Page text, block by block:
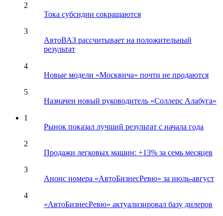
2
Тока субсидии сокращаются
3
АвтоВАЗ рассчитывает на положительный
результат
4
Новые модели «Москвича» почти не продаются
5
Назначен новый руководитель «Соллерс Алабуга»
1
Рынок показал лучший результат с начала года
2
Продажи легковых машин: +13% за семь месяцев
3
Анонс номера «АвтоБизнесРевю» за июль-август
4
«АвтоБизнесРевю» актуализировал базу дилеров